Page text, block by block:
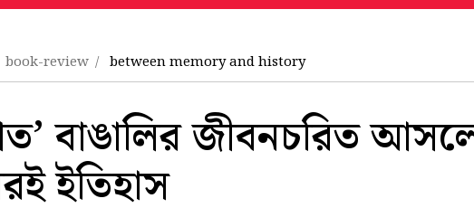
book-review between memory and history
বাঙালির জীবনচরিত
ইতিহাস